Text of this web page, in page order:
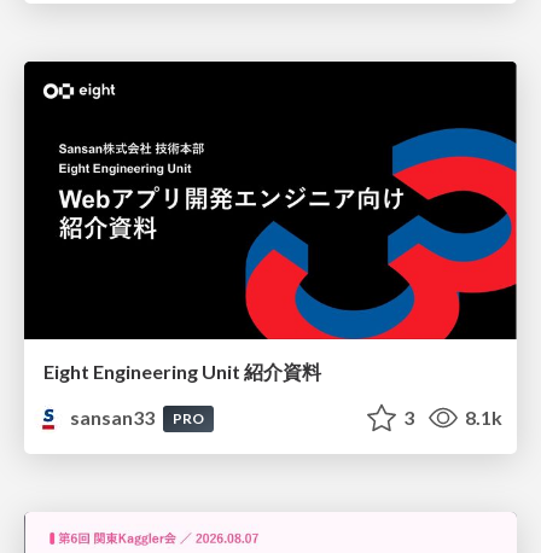
Eight Engineering Unit 紹介資料
sansan33
PRO 3 8.1k